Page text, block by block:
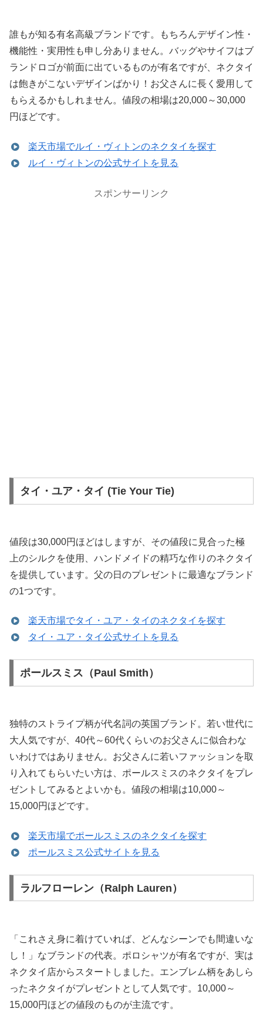
誰もが知る有名高級ブランドです。もちろんデザイン性・
機能性・実用性も申し分ありません。バッグやサイフはブ
ランドロゴが前面に出ているものが有名ですが、ネクタイ
は飽きがこないデザインばかり！お父さんに長く愛用して
もらえるかもしれません。値段の相場は20,000～30,000
円ほどです。
楽天市場でルイ・ヴィトンのネクタイを探す
ルイ・ヴィトンの公式サイトを見る
スポンサーリンク
タイ・ユア・タイ (Tie Your Tie)
値段は30,000円ほどはしますが、その値段に見合った極
上のシルクを使用、ハンドメイドの精巧な作りのネクタイ
を提供しています。父の日のプレゼントに最適なブランド
の1つです。
楽天市場でタイ・ユア・タイのネクタイを探す
タイ・ユア・タイ公式サイトを見る
ポールスミス（Paul Smith）
独特のストライプ柄が代名詞の英国ブランド。若い世代に
大人気ですが、40代～60代くらいのお父さんに似合わな
いわけではありません。お父さんに若いファッションを取
り入れてもらいたい方は、ポールスミスのネクタイをプレ
ゼントしてみるとよいかも。値段の相場は10,000～
15,000円ほどです。
楽天市場でポールスミスのネクタイを探す
ポールスミス公式サイトを見る
ラルフローレン（Ralph Lauren）
「これさえ身に着けていれば、どんなシーンでも間違いな
し！」なブランドの代表。ポロシャツが有名ですが、実は
ネクタイ店からスタートしました。エンブレム柄をあしら
ったネクタイがプレゼントとして人気です。10,000～
15,000円ほどの値段のものが主流です。